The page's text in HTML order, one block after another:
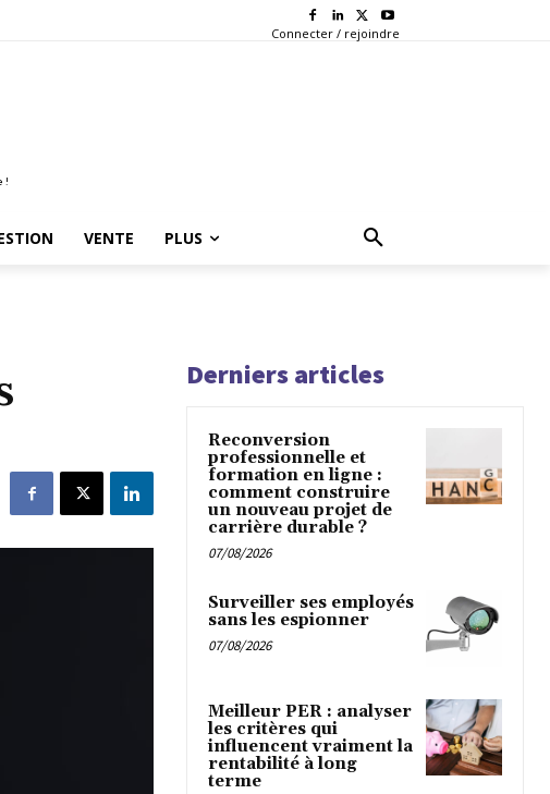
Connecter / rejoindre
!
VENTE PLUS
Derniers articles
Reconversion
professionnelle et
formation en ligne :
comment construire
un nouveau projet de
carrière durable ?
07/08/2026
Surveiller ses employés
sans les espionner
07/08/2026
Meilleur PER : analyser
les critères qui
influencent vraiment la
rentabilité à long
terme